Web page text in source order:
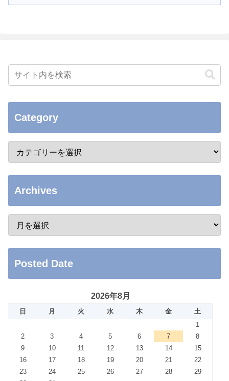
Category
Archives
Posted Date
2026年8月
日 月 火 水 木 金
土
1
2
3 4 5 6 7
8
9
10 11 12 13 14
15
16
17 18 19 20 21
22
23
24 25 26 27 28
29